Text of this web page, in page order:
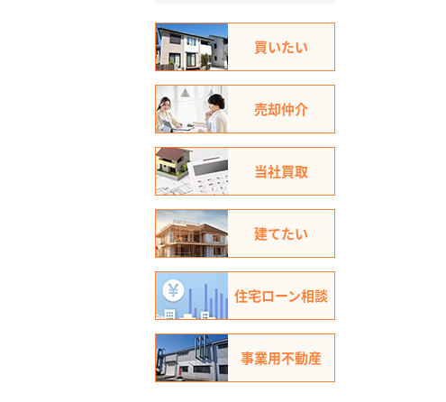
買いたい
売却仲介
当社買取
建てたい
住宅ローン相談
事業用不動産